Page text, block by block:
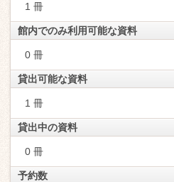
1 冊
館内でのみ利用可能な資料
0 冊
貸出可能な資料
1 冊
貸出中の資料
0 冊
予約数